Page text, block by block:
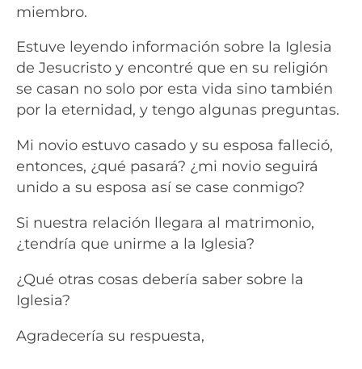
miembro.
Estuve leyendo información sobre la Iglesia
de Jesucristo y encontré que en su religión
se casan no solo por esta vida sino también
por la eternidad, y tengo algunas preguntas.
Mi novio estuvo casado y su esposa falleció,
entonces, ¿qué pasará? ¿mi novio seguirá
unido a su esposa así se case conmigo?
Si nuestra relación llegara al matrimonio,
¿tendría que unirme a la Iglesia?
¿Qué otras cosas debería saber sobre la
Iglesia?
Agradecería su respuesta,